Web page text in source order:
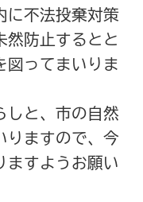
に不法投棄対策
然防止するとと
図ってまいりま
しと、市の自然
りますので、今
ますようお願い